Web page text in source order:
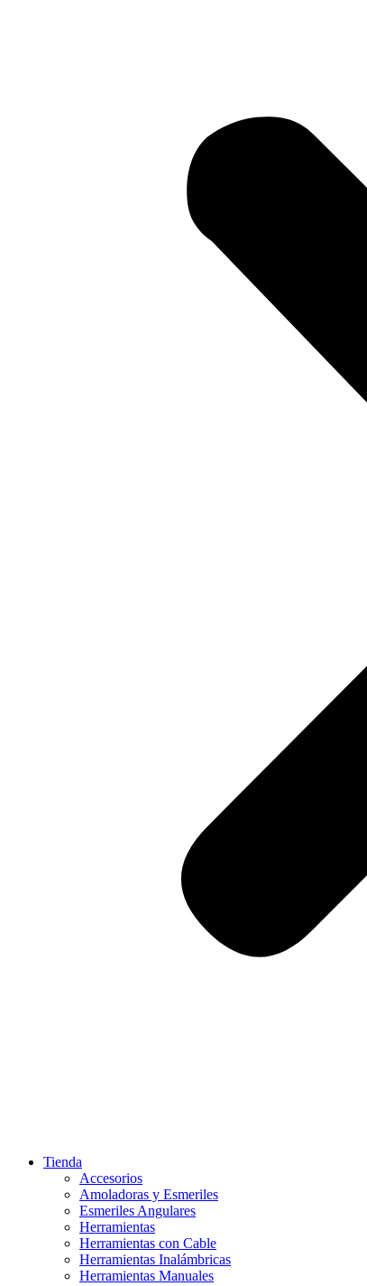
Tienda
Accesorios
Amoladoras y Esmeriles
Esmeriles Angulares
Herramientas
Herramientas con Cable
Herramientas Inalámbricas
Herramientas Manuales